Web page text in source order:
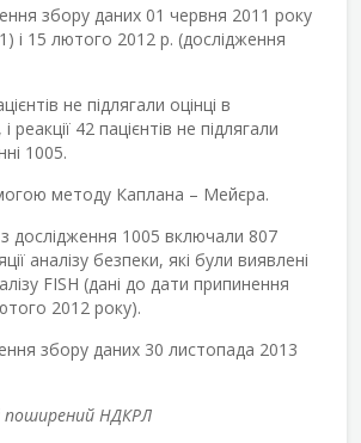
збору даних 01 червня 2011 року
і 15 лютого 2012 р. (дослідження
не підлягали оцінці в
реакції 42 пацієнтів не підлягали
1005.
методу Каплана – Мейєра.
дослідження 1005 включали 807
аналізу безпеки, які були виявлені
FISH (дані до дати припинення
2012 року).
збору даних 30 листопада 2013
поширений НДКРЛ